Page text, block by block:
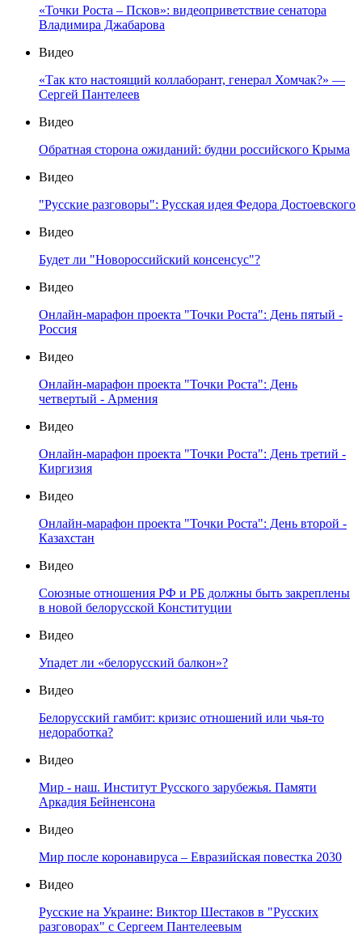
«Точки Роста – Псков»: видеоприветствие сенатора
Владимира Джабарова
Видео
«Так кто настоящий коллаборант, генерал Хомчак?» —
Сергей Пантелеев
Видео
Обратная сторона ожиданий: будни российского Крыма
Видео
"Русские разговоры": Русская идея Федора Достоевского
Видео
Будет ли "Новороссийский консенсус"?
Видео
Онлайн-марафон проекта "Точки Роста": День пятый -
Россия
Видео
Онлайн-марафон проекта "Точки Роста": День
четвертый - Армения
Видео
Онлайн-марафон проекта "Точки Роста": День третий -
Киргизия
Видео
Онлайн-марафон проекта "Точки Роста": День второй -
Казахстан
Видео
Союзные отношения РФ и РБ должны быть закреплены
в новой белорусской Конституции
Видео
Упадет ли «белорусский балкон»?
Видео
Белорусский гамбит: кризис отношений или чья-то
недоработка?
Видео
Мир - наш. Институт Русского зарубежья. Памяти
Аркадия Бейненсона
Видео
Мир после коронавируса – Евразийская повестка 2030
Видео
Русские на Украине: Виктор Шестаков в "Русских
разговорах" с Сергеем Пантелеевым